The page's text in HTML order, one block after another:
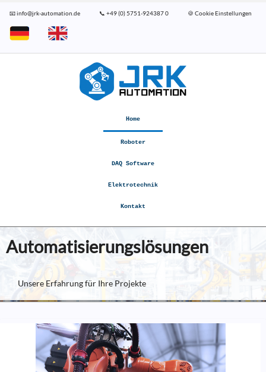
📧 info@jrk-automation.de 📞 +49 (0) 5751-924387 0 🍪 Cookie Einstellungen
Home
Roboter
DAQ Software
Elektrotechnik
Kontakt
Automatisierungslösungen
Unsere Erfahrung für Ihre Projekte